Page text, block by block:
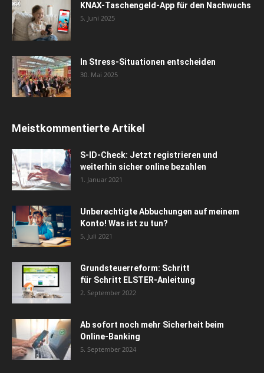
KNAX-Taschengeld-App für den Nachwuchs
5. Juni 2025
In Stress-Situationen entscheiden
30. Mai 2025
Meistkommentierte Artikel
S-ID-Check: Jetzt registrieren und
weiterhin sicher online bezahlen
1. Januar 2021
Unberechtigte Abbuchungen auf meinem
Konto! Was ist zu tun?
5. Juli 2021
Grundsteuerreform: Schritt
für Schritt ELSTER-Anleitung
2. September 2022
Ab sofort noch mehr Sicherheit beim
Online-Banking
5. September 2024